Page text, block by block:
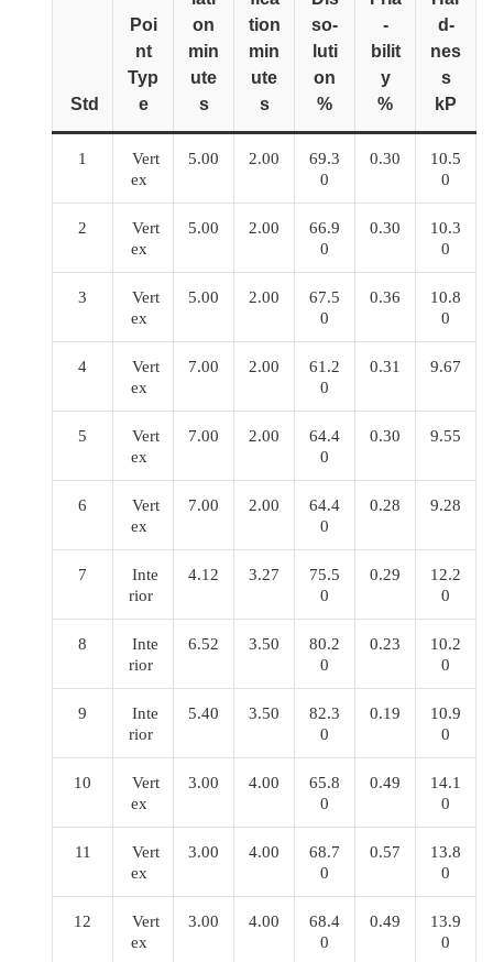
Std
Poi
nt
Typ
e
on
min
ute
s
tion
min
ute
s
so-
luti
on
%
-
bilit
y
%
d-
nes
s
kP
1
Vert
ex
5.00 2.00
69.3
0
0.30
10.5
0
2
Vert
ex
5.00 2.00
66.9
0
0.30
10.3
0
3
Vert
ex
5.00 2.00
67.5
0
0.36
10.8
0
4
Vert
ex
7.00 2.00
61.2
0
0.31 9.67
5
Vert
ex
7.00 2.00
64.4
0
0.30 9.55
6
Vert
ex
7.00 2.00
64.4
0
0.28 9.28
7
Inte
rior
4.12 3.27
75.5
0
0.29
12.2
0
8
Inte
rior
6.52 3.50
80.2
0
0.23
10.2
0
9
Inte
rior
5.40 3.50
82.3
0
0.19
10.9
0
10
Vert
ex
3.00 4.00
65.8
0
0.49
14.1
0
11
Vert
ex
3.00 4.00
68.7
0
0.57
13.8
0
12
Vert
ex
3.00 4.00
68.4
0
0.49
13.9
0